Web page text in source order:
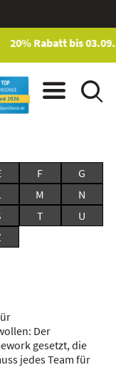
20% Rabatt bis
F
G
M
N
T
U
Der
gesetzt, die
jedes Team für